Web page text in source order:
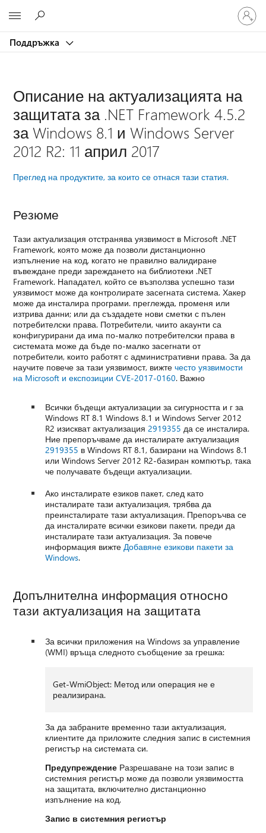
Поддръжка
Влезте
във
вашия
Описание на актуализацията на
защитата за .NET Framework 4.5.2
за Windows 8.1 и Windows Server
2012 R2: 11 април 2017
Преглед на продуктите, за които се отнася тази статия.
Резюме
Тази актуализация отстранява уязвимост в Microsoft .NET
Framework, която може да позволи дистанционно
изпълнение на код, когато не правилно валидиране
въвеждане преди зареждането на библиотеки .NET
Framework. Нападател, който се възползва успешно тази
уязвимост може да контролирате засегната система. Хакер
може да инсталира програми. преглежда, променя или
изтрива данни; или да създадете нови сметки с пълен
потребителски права. Потребители, чиито акаунти са
конфигурирани да има по-малко потребителски права в
системата може да бъде по-малко засегнати от
потребители, които работят с административни права. За да
научите повече за тази уязвимост, вижтечесто уязвимости
на Microsoft и експозиции CVE-2017-0160. Важно
Всички бъдещи актуализации за сигурността и г за
Windows RT 8.1 Windows 8.1 и Windows Server 2012
R2 изискват актуализация2919355 да се инсталира.
Ние препоръчваме да инсталирате актуализация
2919355 в Windows RT 8.1, базирани на Windows 8.1
или Windows Server 2012 R2-базиран компютър, така
че получавате бъдещи актуализации.
Ако инсталирате езиков пакет, след като
инсталирате тази актуализация, трябва да
преинсталирате тази актуализация. Препоръчва се
да инсталирате всички езикови пакети, преди да
инсталирате тази актуализация. За повече
информация вижтеДобавяне езикови пакети за
Windows.
Допълнителна информация относно
тази актуализация на защитата
За всички приложения на Windows за управление
(WMI) връща следното съобщение за грешка:
Get-WmiObject: Метод или операция не е
реализирана.
За да забраните временно тази актуализация,
клиентите да приложите следния запис в системния
регистър на системата си.
Предупреждение Разрешаване на този запис в
системния регистър може да позволи уязвимостта
на защитата, включително дистанционно
изпълнение на код.
Запис в системния регистър